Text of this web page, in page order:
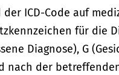
der ICD-Code auf
für die
Diagnose), G
nach der